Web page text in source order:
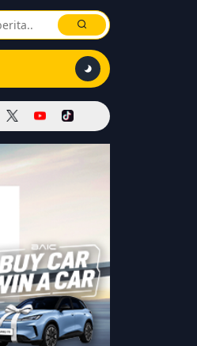
Reaper, Mode Khusus, dan Event